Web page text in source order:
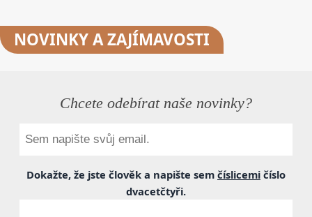
NOVINKYA ZAJÍMAVOSTI
Chcete odebírat naše novinky?
Dokažte, že jste člověk a napište sem číslicemi číslo
dvacetčtyři.